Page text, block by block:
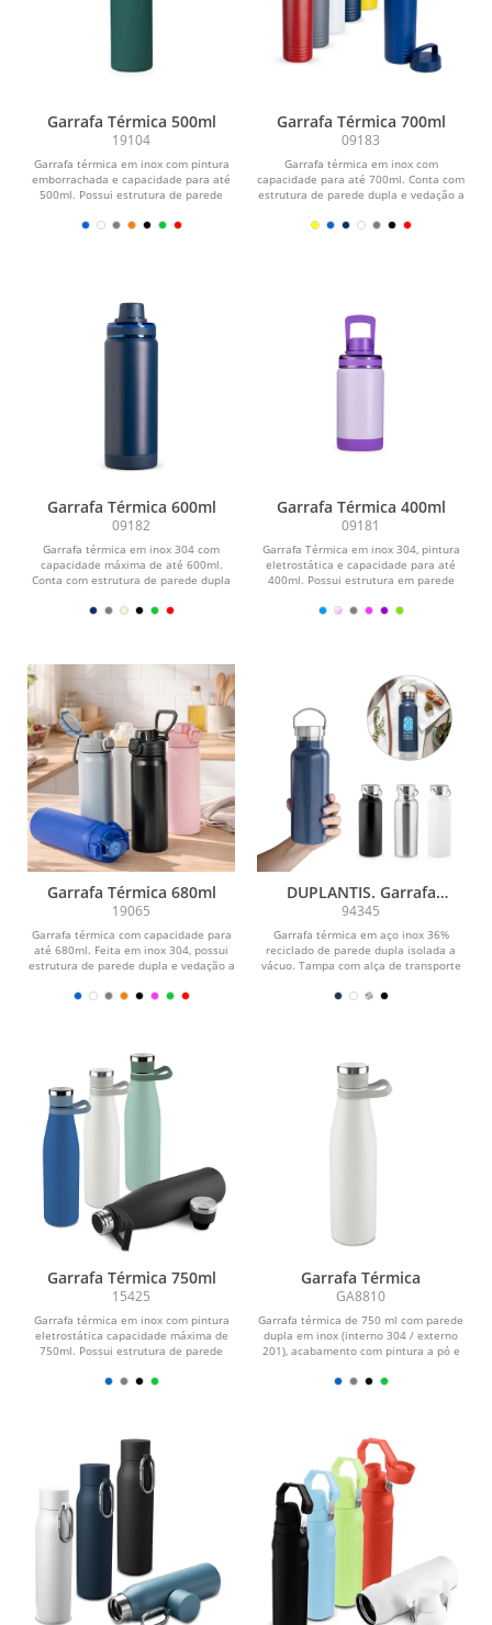
Garrafa Térmica 500ml
19104
Garrafa térmica em inox com pintura
emborrachada e capacidade para até
500ml. Possui estrutura de parede
Garrafa Térmica 700ml
09183
Garrafa térmica em inox com
capacidade para até 700ml. Conta com
estrutura de parede dupla e vedação a
Garrafa Térmica 600ml
09182
Garrafa térmica em inox 304 com
capacidade máxima de até 600ml.
Conta com estrutura de parede dupla
Garrafa Térmica 400ml
09181
Garrafa Térmica em inox 304, pintura
eletrostática e capacidade para até
400ml. Possui estrutura em parede
Garrafa Térmica 680ml
19065
Garrafa térmica com capacidade para
até 680ml. Feita em inox 304, possui
estrutura de parede dupla e vedação a
DUPLANTIS. Garrafa
térmica em aço inox 36%
reciclado de parede dupla
isolada a vácuo (810 mL)
94345
Garrafa térmica em aço inox 36%
reciclado de parede dupla isolada a
vácuo. Tampa com alça de transporte
Garrafa Térmica 750ml
15425
Garrafa térmica em inox com pintura
eletrostática capacidade máxima de
750ml. Possui estrutura de parede
Garrafa Térmica
GA8810
Garrafa térmica de 750 ml com parede
dupla em inox (interno 304 / externo
201), acabamento com pintura a pó e